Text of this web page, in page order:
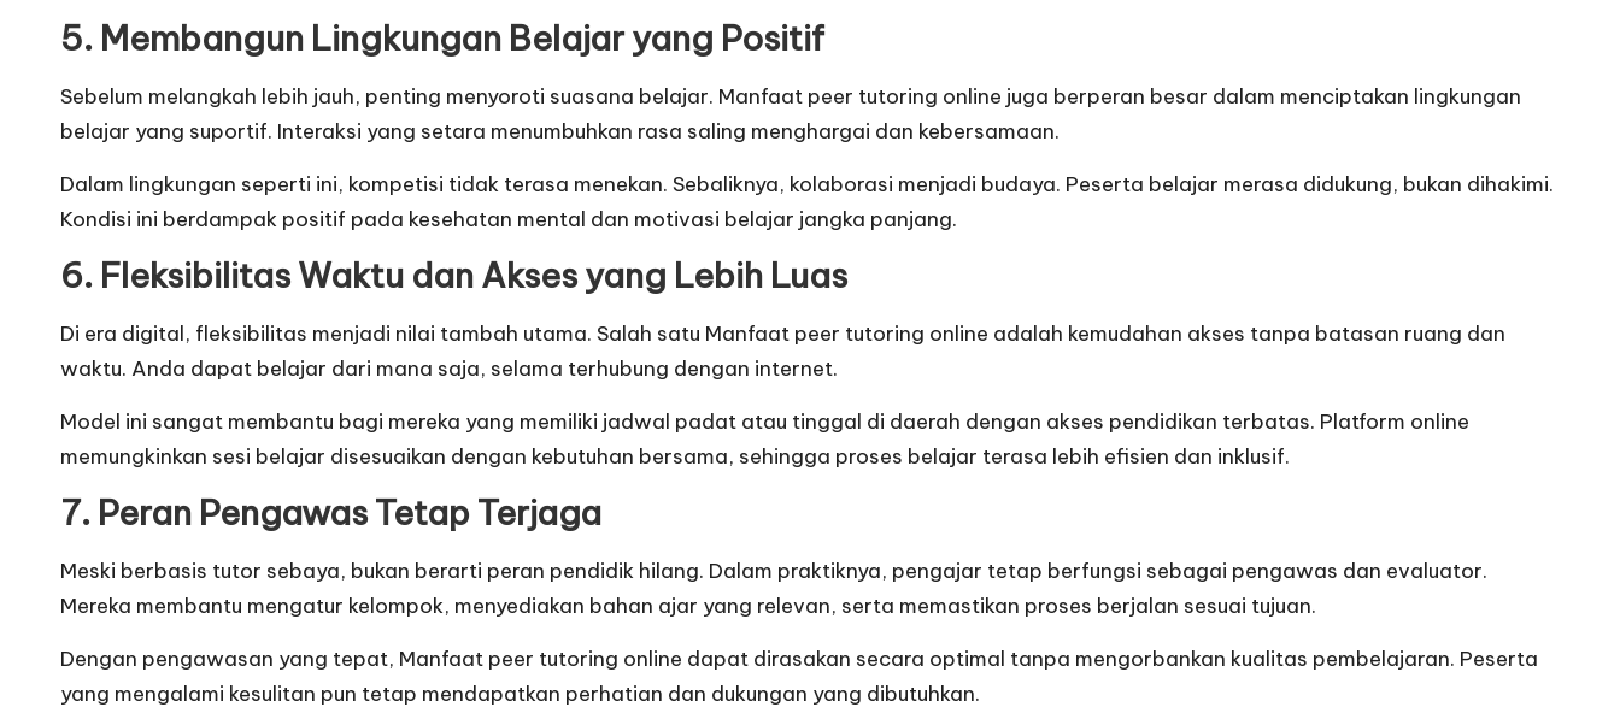
5. Membangun Lingkungan Belajar yang Positif
Sebelum melangkah lebih jauh, penting menyoroti suasana belajar. Manfaat peer tutoring online juga berperan besar dalam menciptakan lingkungan
belajar yang suportif. Interaksi yang setara menumbuhkan rasa saling menghargai dan kebersamaan.
Dalam lingkungan seperti ini, kompetisi tidak terasa menekan. Sebaliknya, kolaborasi menjadi budaya. Peserta belajar merasa didukung, bukan dihakimi.
Kondisi ini berdampak positif pada kesehatan mental dan motivasi belajar jangka panjang.
6. Fleksibilitas Waktu dan Akses yang Lebih Luas
Di era digital, fleksibilitas menjadi nilai tambah utama. Salah satu Manfaat peer tutoring online adalah kemudahan akses tanpa batasan ruang dan
waktu. Anda dapat belajar dari mana saja, selama terhubung dengan internet.
Model ini sangat membantu bagi mereka yang memiliki jadwal padat atau tinggal di daerah dengan akses pendidikan terbatas. Platform online
memungkinkan sesi belajar disesuaikan dengan kebutuhan bersama, sehingga proses belajar terasa lebih efisien dan inklusif.
7. Peran Pengawas Tetap Terjaga
Meski berbasis tutor sebaya, bukan berarti peran pendidik hilang. Dalam praktiknya, pengajar tetap berfungsi sebagai pengawas dan evaluator.
Mereka membantu mengatur kelompok, menyediakan bahan ajar yang relevan, serta memastikan proses berjalan sesuai tujuan.
Dengan pengawasan yang tepat, Manfaat peer tutoring online dapat dirasakan secara optimal tanpa mengorbankan kualitas pembelajaran. Peserta
yang mengalami kesulitan pun tetap mendapatkan perhatian dan dukungan yang dibutuhkan.